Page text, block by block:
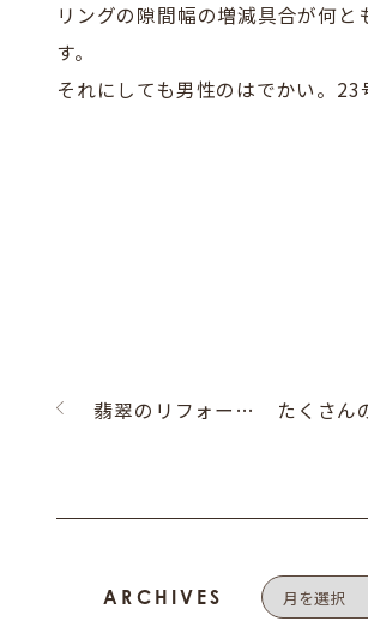
リングの隙間幅の増減具合が何と
す。
それにしても男性のはでかい。23
翡翠のリフォームリング
ARCHIVES